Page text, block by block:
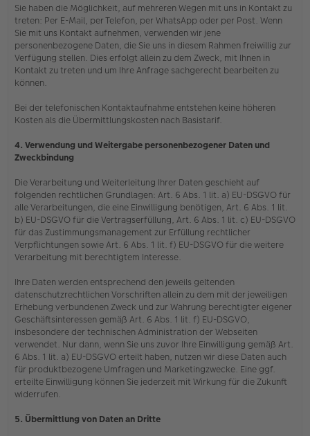
Sie haben die Möglichkeit, auf mehreren Wegen mit uns in Kontakt zu
treten: Per E-Mail, per Telefon, per WhatsApp oder per Post. Wenn
Sie mit uns Kontakt aufnehmen, verwenden wir jene
personenbezogene Daten, die Sie uns in diesem Rahmen freiwillig zur
Verfügung stellen. Dies erfolgt allein zu dem Zweck, mit Ihnen in
Kontakt zu treten und um Ihre Anfrage sachgerecht bearbeiten zu
können.
Bei der telefonischen Kontaktaufnahme entstehen keine höheren
Kosten als die Übermittlungskosten nach Basistarif.
4. Verwendung und Weitergabe personenbezogener Daten und
Zweckbindung
Die Verarbeitung und Weiterleitung Ihrer Daten geschieht auf
folgenden rechtlichen Grundlagen: Art. 6 Abs. 1 lit. a) EU-DSGVO für
alle Verarbeitungen, die eine Einwilligung benötigen, Art. 6 Abs. 1 lit.
b) EU-DSGVO für die Vertragserfüllung, Art. 6 Abs. 1 lit. c) EU-DSGVO
für das Zustimmungsmanagement zur Erfüllung rechtlicher
Verpflichtungen sowie Art. 6 Abs. 1 lit. f) EU-DSGVO für die weitere
Verarbeitung mit berechtigtem Interesse.
Ihre Daten werden entsprechend den jeweils geltenden
datenschutzrechtlichen Vorschriften allein zu dem mit der jeweiligen
Erhebung verbundenen Zweck und zur Wahrung berechtigter eigener
Geschäftsinteressen gemäß Art. 6 Abs. 1 lit. f) EU-DSGVO,
insbesondere der technischen Administration der Webseiten
verwendet. Nur dann, wenn Sie uns zuvor Ihre Einwilligung gemäß Art.
6 Abs. 1 lit. a) EU-DSGVO erteilt haben, nutzen wir diese Daten auch
für produktbezogene Umfragen und Marketingzwecke. Eine ggf.
erteilte Einwilligung können Sie jederzeit mit Wirkung für die Zukunft
widerrufen.
5. Übermittlung von Daten an Dritte